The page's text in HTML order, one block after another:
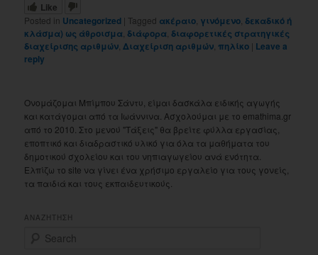
Like
Posted in Uncategorized | Tagged ακέραιο γινόμενο ,δεκαδικό ή
κλάσμα) ως άθροισμα ,διάφορα ,διαφορετικές στρατηγικές
διαχείρισης αριθμών ,Διαχείριση αριθμών πηλίκο | Leave a
reply
Ονομάζομαι Μπίμπου Σάντυ, είμαι δασκάλα ειδικής αγωγής
και κατάγομαι από τα Ιωάννινα. Ασχολούμαι με το emathima.gr
από το 2010. Στο μενού "Τάξεις" θα βρείτε φύλλα εργασίας,
εποπτικό και διαδραστικό υλικό για όλα τα μαθήματα του
δημοτικού σχολείου και του νηπιαγωγείου ανά ενότητα.
Ελπίζω το site να γίνει ένα χρήσιμο εργαλείο για τους γονείς,
τα παιδιά και τους εκπαιδευτικούς.
ΑΝΑΖΗΤΗΣΗ